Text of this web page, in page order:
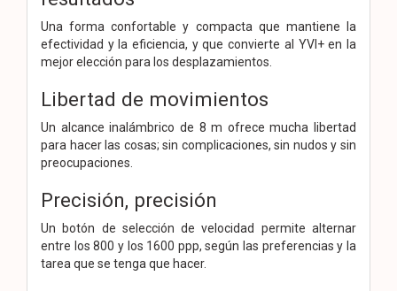
Una forma confortable y compacta que mantiene la
efectividad y la eficiencia, y que convierte al YVI+ en la
mejor elección para los desplazamientos.
Libertad de movimientos
Un alcance inalámbrico de 8 m ofrece mucha libertad
para hacer las cosas; sin complicaciones, sin nudos y sin
preocupaciones.
Precisión, precisión
Un botón de selección de velocidad permite alternar
entre los 800 y los 1600 ppp, según las preferencias y la
tarea que se tenga que hacer.